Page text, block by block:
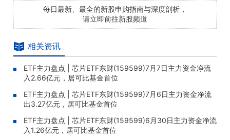
每日最新、最全的新股申购指南与深度剖析，
请立即前往新股频道
相关资讯
ETF主力盘点 | 芯片ETF东财(159599)7月7日主力资金净流
入2.66亿元，居可比基金首位
ETF主力盘点 | 芯片ETF东财(159599)7月6日主力资金净流
出3.27亿元，居可比基金首位
ETF主力盘点 | 芯片ETF东财(159599)6月30日主力资金净流
入1.26亿元，居可比基金首位